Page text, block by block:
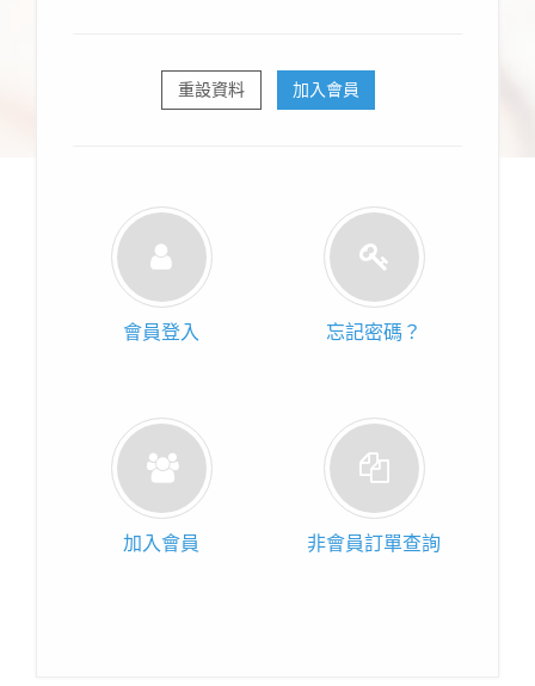
重設資料 加入會員
會員登入 忘記密碼？
加入會員 非會員訂單查詢